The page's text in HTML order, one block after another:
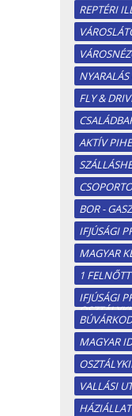
REPTÉRI
NYARALÁS
FLY &
AKTÍV
BOR -
IFJÚSÁGI
MAGYAR
1
IFJÚSÁGI
MAGYAR
VALLÁSI